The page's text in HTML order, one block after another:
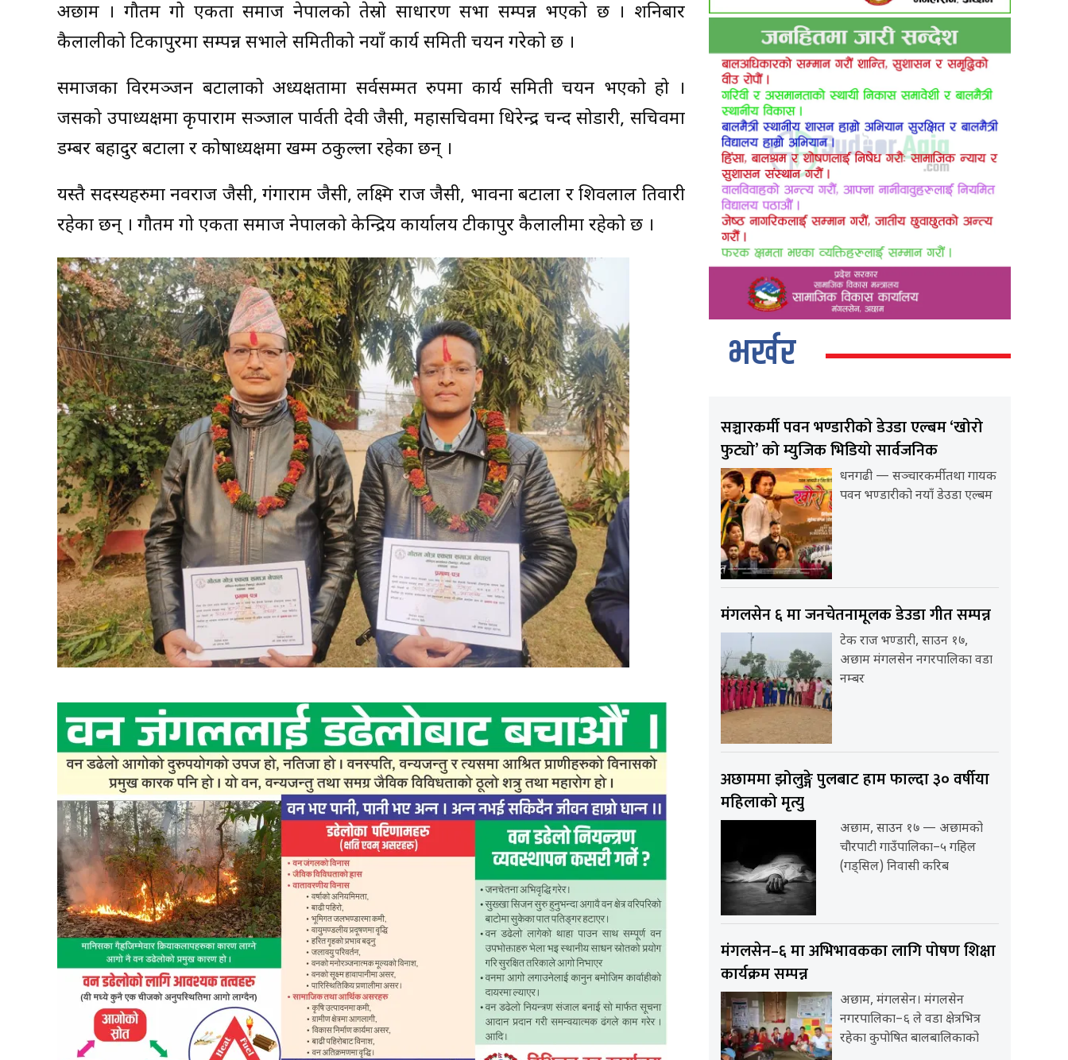
अछाम । गौतम गोत्र एकता समाज नेपालको तेस्रो साधारण सभा सम्पन्न भएको छ । शनिबार
कैलालीको टिकापुरमा सम्पन्न सभाले समितीको नयाँ कार्य समिती चयन गरेको छ ।
समाजका विरमञ्जन बटालाको अध्यक्षतामा सर्वसम्मत रुपमा कार्य समिती चयन भएको हो ।
जसको उपाध्यक्षमा कृपाराम सञ्जाल पार्वती देवी जैसी, महासचिवमा धिरेन्द्र चन्द सोडारी, सचिवमा
डम्बर बहादुर बटाला र कोषाध्यक्षमा खम्म ठकुल्ला रहेका छन् ।
यस्तै सदस्यहरुमा नवराज जैसी, गंगाराम जैसी, लक्ष्मि राज जैसी, भावना बटाला र शिवलाल तिवारी
रहेका छन् । गौतम गोत्र एकता समाज नेपालको केन्द्रिय कार्यालय टीकापुर कैलालीमा रहेको छ ।
भर्खर
सञ्चारकर्मी पवन भण्डारीको डेउडा एल्बम ‘खोरो
फुट्यो’ को म्युजिक भिडियो सार्वजनिक
धनगढी — सञ्चारकर्मी तथा गायक
पवन भण्डारीको नयाँ डेउडा एल्बम
मंगलसेन ६ मा जनचेतनामूलक डेउडा गीत सम्पन्न
टेक राज भण्डारी, साउन १७,
अछाम मंगलसेन नगरपालिका वडा
नम्बर
अछाममा झोलुङ्गे पुलबाट हाम फाल्दा ३० वर्षीया
महिलाको मृत्यु
अछाम, साउन १७ — अछामको
चौरपाटी गाउँपालिका–५ गहिल
(गड्सिल) निवासी करिब
मंगलसेन–६ मा अभिभावकका लागि पोषण शिक्षा
कार्यक्रम सम्पन्न
अछाम, मंगलसेन। मंगलसेन
नगरपालिका–६ ले वडा क्षेत्रभित्र
रहेका कुपोषित बालबालिकाको